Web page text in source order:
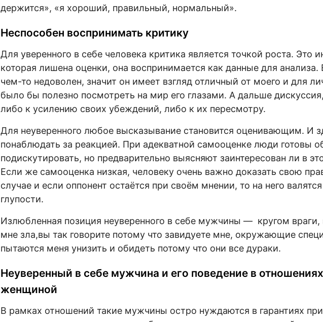
держится», «я хороший, правильный, нормальный».
Неспособен воспринимать критику
Для уверенного в себе человека критика является точкой роста. Это
которая лишена оценки, она воспринимается как данные для анализа.
чем-то недоволен, значит он имеет взгляд отличный от моего и для
было бы полезно посмотреть на мир его глазами. А дальше
либо к усилению своих убеждений, либо к их пересмотру.
Для неуверенного любое высказывание становится оценивающим. И
понаблюдать за реакцией. При адекватной самооценке люди готовы
подискутировать, но предварительно выясняют заинтересован ли в
Если же самооценка низкая, человеку очень важно доказать свою
случае и если оппонент остаётся при своём мнении, то на него
глупости.
Излюбленная позиция неуверенного в себе мужчины — кругом
мне зла,вы так говорите потому что завидуете мне, окружающие
пытаются меня унизить и обидеть потому что они все дураки.
Неуверенный в себе мужчина и его поведение в
женщиной
В рамках отношений такие мужчины остро нуждаются в гарантиях